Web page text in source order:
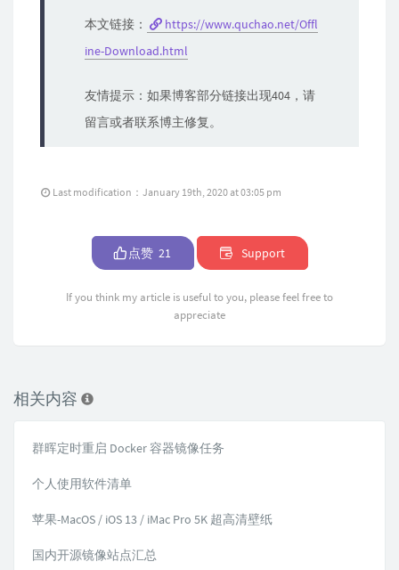
本文链接：
https://www.quchao.net/Offl
ine-Download.html
友情提示：如果博客部分链接出现404，请
留言或者联系博主修复。
Last modification：January 19th, 2020 at 03:05 pm
点赞 21 Support
If you think my article is useful to you, please feel free to
appreciate
相关内容
群晖定时重启 Docker 容器镜像任务
个人使用软件清单
苹果-MacOS / iOS 13 / iMac Pro 5K 超高清壁纸
国内开源镜像站点汇总